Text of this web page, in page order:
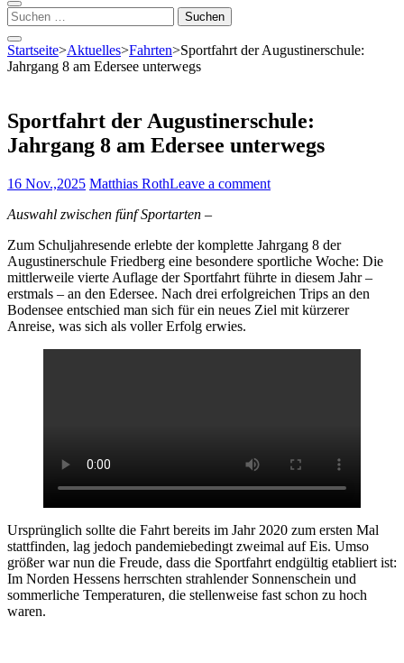
Suchen
nach:
Startseite>Aktuelles>Fahrten>Sportfahrt der Augustinerschule:
Jahrgang 8 am Edersee unterwegs
Sportfahrt der Augustinerschule:
Jahrgang 8 am Edersee unterwegs
16 Nov.,2025 Matthias RothLeave a comment
Auswahl zwischen fünf Sportarten –
Zum Schuljahresende erlebte der komplette Jahrgang 8 der
Augustinerschule Friedberg eine besondere sportliche Woche: Die
mittlerweile vierte Auflage der Sportfahrt führte in diesem Jahr –
erstmals – an den Edersee. Nach drei erfolgreichen Trips an den
Bodensee entschied man sich für ein neues Ziel mit kürzerer
Anreise, was sich als voller Erfolg erwies.
Ursprünglich sollte die Fahrt bereits im Jahr 2020 zum ersten Mal
stattfinden, lag jedoch pandemiebedingt zweimal auf Eis. Umso
größer war nun die Freude, dass die Sportfahrt endgültig etabliert ist:
Im Norden Hessens herrschten strahlender Sonnenschein und
sommerliche Temperaturen, die stellenweise fast schon zu hoch
waren.